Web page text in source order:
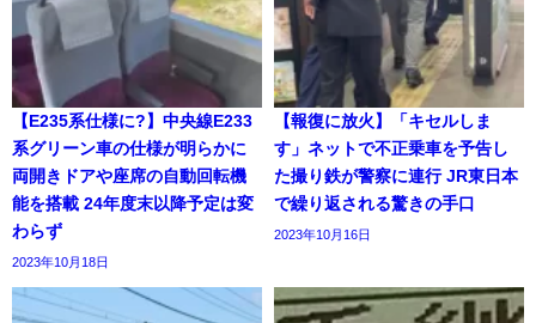
【E235系仕様に?】中央線E233
系グリーン車の仕様が明らかに
両開きドアや座席の自動回転機
能を搭載 24年度末以降予定は変
わらず
2023年10月18日
【報復に放火】「キセルしま
す」ネットで不正乗車を予告し
た撮り鉄が警察に連行 JR東日本
で繰り返される驚きの手口
2023年10月16日